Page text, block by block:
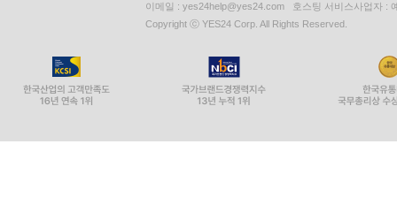
이메일 : yes24help@yes24.com 호스팅 서비스사업자 :
Copyright ⓒ YES24 Corp. All Rights Reserved.